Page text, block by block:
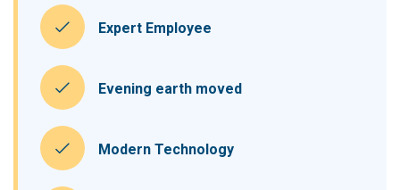
Expert Employee
Evening earth moved
Modern Technology